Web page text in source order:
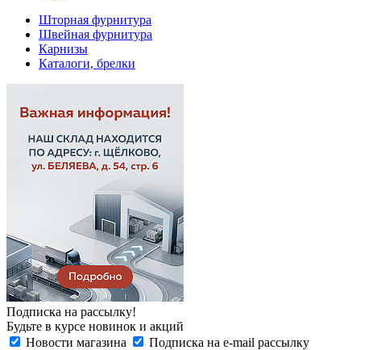
Шторная фурнитура
Швейная фурнитура
Карнизы
Каталоги, брелки
Подписка на рассылку!
Будьте в курсе новинок и акций
Новости магазина
Подписка на e-mail рассылку